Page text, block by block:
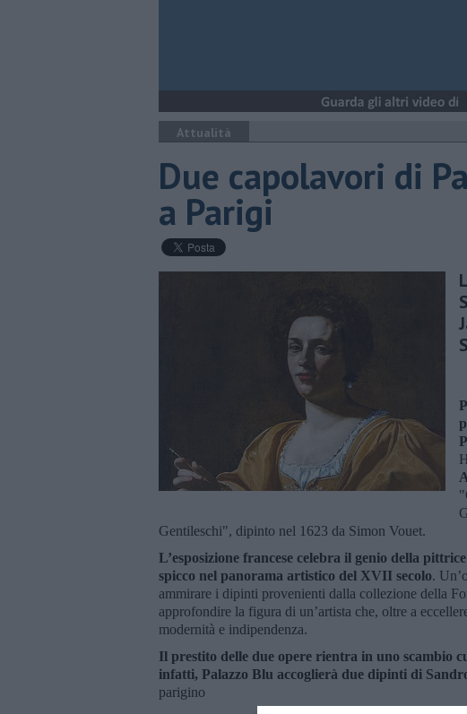
Attualità
Due capolavori di
a Parigi
Gentileschi", dipinto nel 1623 da Simon Vouet.
L’esposizione francese celebra il genio della
spicco nel panorama artistico del XVII secolo.
ammirare i dipinti provenienti dalla collezione della
approfondire la figura di un’artista che, oltre a
modernità e indipendenza.
Il prestito delle due opere rientra in uno scambio
infatti, Palazzo Blu accoglierà due dipinti di
parigino